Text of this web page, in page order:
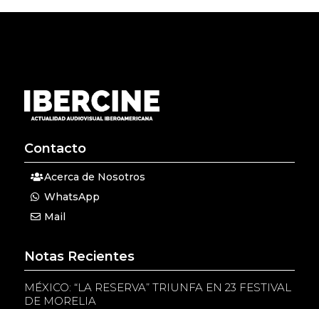
Contacto
Acerca de Nosotros
WhatsApp
Mail
Notas Recientes
MÉXICO: “LA RESERVA” TRIUNFA EN 23 FESTIVAL
DE MORELIA